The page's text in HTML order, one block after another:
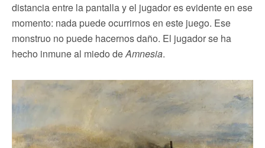
distancia entre la pantalla y el jugador es evidente en ese
momento: nada puede ocurrirnos en este juego. Ese
monstruo no puede hacernos daño. El jugador se ha
hecho inmune al miedo deAmnesia.